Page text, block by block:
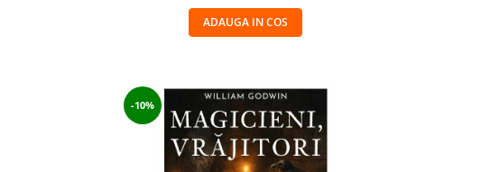
ADAUGA IN COS
-10%